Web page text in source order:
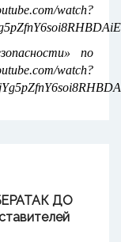
watch?
по
watch?
ДО